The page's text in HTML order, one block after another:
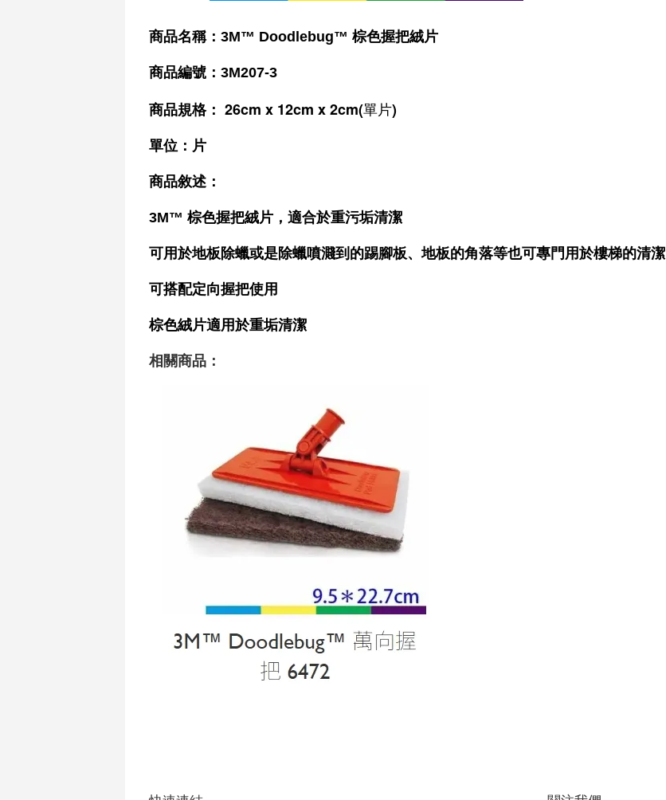
商品名稱：3M™ Doodlebug™ 棕色握把絨片
商品編號：3M207-3
商品規格： 26cm x 12cm x 2cm(單片)
單位：片
商品敘述：
3M™ 棕色握把絨片，適合於重污垢清潔
可用於地板除蠟或是除蠟噴濺到的踢腳板、地板的角落等也可專門用於樓梯的清潔
可搭配定向握把使用
棕色絨片適用於重垢清潔
相關商品：